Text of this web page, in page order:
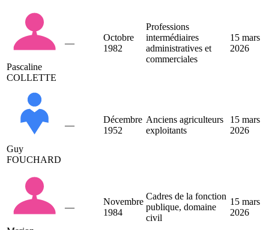
Pascaline
COLLETTE
—
Octobre
1982
Professions
intermédiaires
administratives et
commerciales
15 mars
2026
Guy
FOUCHARD
—
Décembre
1952
Anciens agriculteurs
exploitants
15 mars
2026
—
Novembre
1984
Cadres de la fonction
publique, domaine
civil
15 mars
2026